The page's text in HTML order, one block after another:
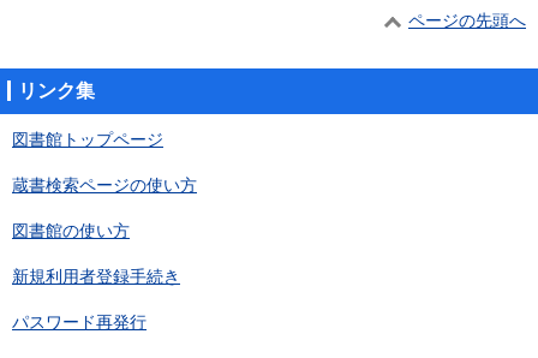
ページの先頭へ
リンク集
図書館トップページ
蔵書検索ページの使い方
図書館の使い方
新規利用者登録手続き
パスワード再発行